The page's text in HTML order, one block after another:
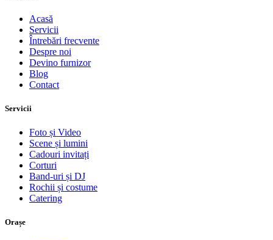
Acasă
Servicii
Întrebări frecvente
Despre noi
Devino furnizor
Blog
Contact
Servicii
Foto și Video
Scene și lumini
Cadouri invitați
Corturi
Band-uri și DJ
Rochii și costume
Catering
Orașe